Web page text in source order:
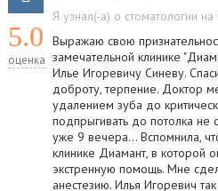
5.0
оценка
Я узнал(-а) о стоматологии
Выражаю свою
замечательной клинике
Илье Игоревичу Синеву.
доброту, терпение. Доктор
удалением зуба до
подпрыгивать до потолка не
уже 9 вечера... Вспомнила,
клинике Диамант, в которой
экстренную помощь. Мне
анестезию. Илья Игоревич